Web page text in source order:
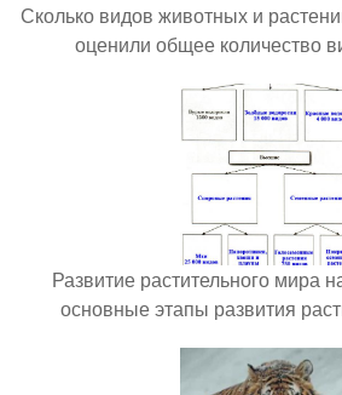
Сколько видов животных и
оценили общее количество
Развитие растительного мира
основные этапы развития